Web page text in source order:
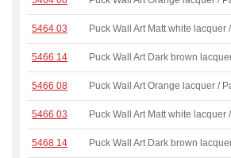
5464 03 Puck Wall Art Matt white lacquer
5466 14 Puck Wall Art Dark brown
5466 08 Puck Wall Art Orange lacquer /
5466 03 Puck Wall Art Matt white lacquer
5468 14 Puck Wall Art Dark brown